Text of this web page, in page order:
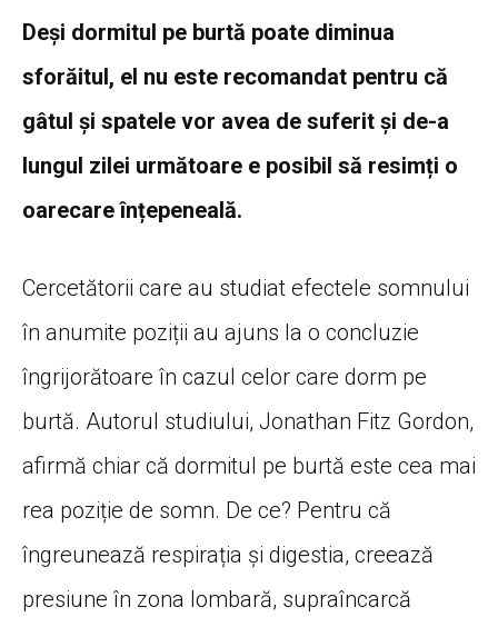
Deși dormitul pe burtă poate diminua
sforăitul, el nu este recomandat pentru că
gâtul și spatele vor avea de suferit și de-a
lungul zilei următoare e posibil să resimți o
oarecare înțepeneală.
Cercetătorii care au studiat efectele somnului
în anumite poziții au ajuns la o concluzie
îngrijorătoare în cazul celor care dorm pe
burtă. Autorul studiului, Jonathan Fitz Gordon,
afirmă chiar că dormitul pe burtă este cea mai
rea poziție de somn. De ce? Pentru că
îngreunează respirația și digestia, creează
presiune în zona lombară, supraîncarcă